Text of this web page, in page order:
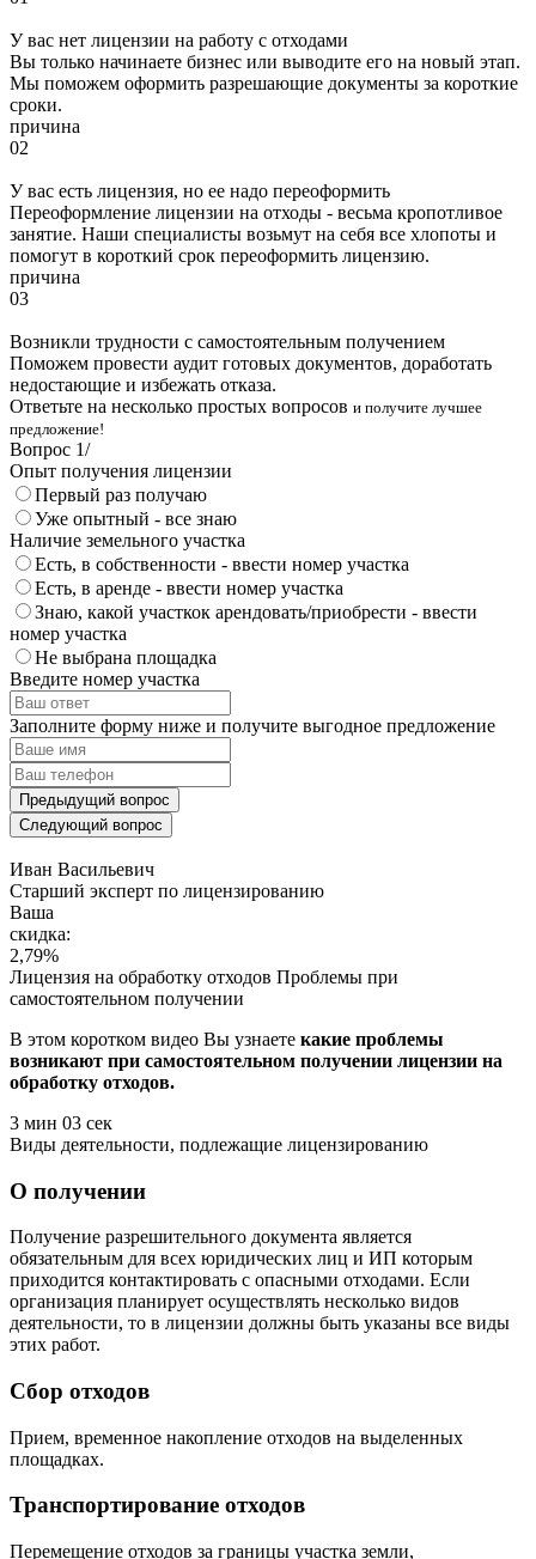
У вас нет лицензии на работу с отходами
Вы только начинаете бизнес или выводите его на новый этап.
Мы поможем оформить разрешающие документы за короткие
сроки.
причина
02
У вас есть лицензия, но ее надо переоформить
Переоформление лицензии на отходы - весьма кропотливое
занятие. Наши специалисты возьмут на себя все хлопоты и
помогут в короткий срок переоформить лицензию.
причина
03
Возникли трудности с самостоятельным получением
Поможем провести аудит готовых документов, доработать
недостающие и избежать отказа.
Ответьте на несколько простых вопросов и получите лучшее
предложение!
Вопрос 1/
Опыт получения лицензии
Первый раз получаю
Уже опытный - все знаю
Наличие земельного участка
Есть, в собственности - ввести номер участка
Есть, в аренде - ввести номер участка
Знаю, какой участкок арендовать/приобрести - ввести
номер участка
Не выбрана площадка
Введите номер участка
Заполните форму ниже и получите выгодное предложение
Предыдущий вопрос
Следующий вопрос
Иван Васильевич
Cтарший эксперт по лицензированию
Ваша
скидка:
2,79%
Лицензия на обработку отходов Проблемы при
самостоятельном получении
В этом коротком видео Вы узнаете какие проблемы
возникают при самостоятельном получении лицензии на
обработку отходов.
3 мин 03 сек
Виды деятельности, подлежащие лицензированию
О получении
Получение разрешительного документа является
обязательным для всех юридических лиц и ИП которым
приходится контактировать с опасными отходами. Если
организация планирует осуществлять несколько видов
деятельности, то в лицензии должны быть указаны все виды
этих работ.
Сбор отходов
Прием, временное накопление отходов на выделенных
площадках.
Транспортирование отходов
Перемещение отходов за границы участка земли,